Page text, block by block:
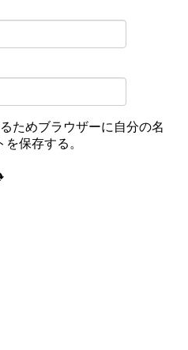
ためブラウザーに自分の名
保存する。